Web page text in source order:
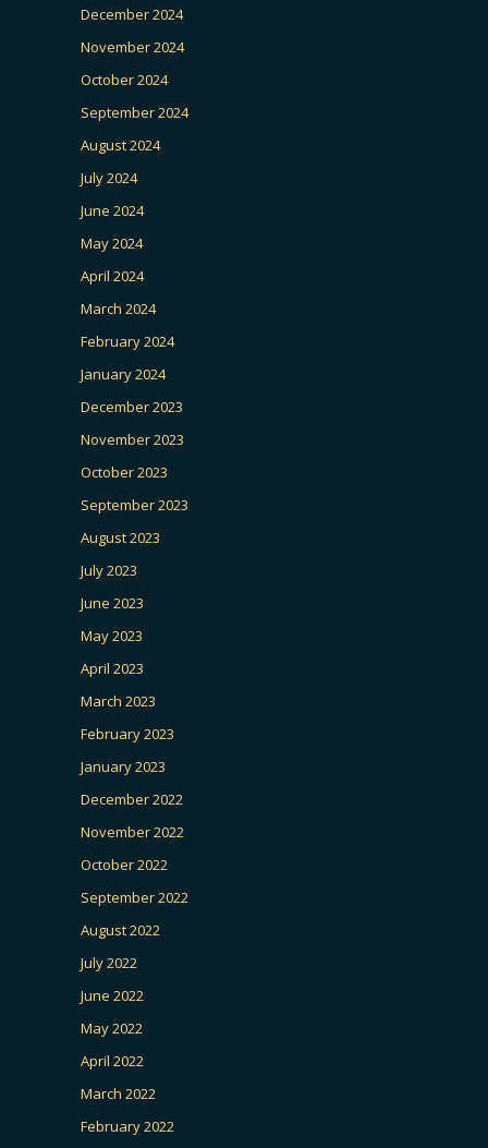
December 2024
November 2024
October 2024
September 2024
August 2024
July 2024
June 2024
May 2024
April 2024
March 2024
February 2024
January 2024
December 2023
November 2023
October 2023
September 2023
August 2023
July 2023
June 2023
May 2023
April 2023
March 2023
February 2023
January 2023
December 2022
November 2022
October 2022
September 2022
August 2022
July 2022
June 2022
May 2022
April 2022
March 2022
February 2022